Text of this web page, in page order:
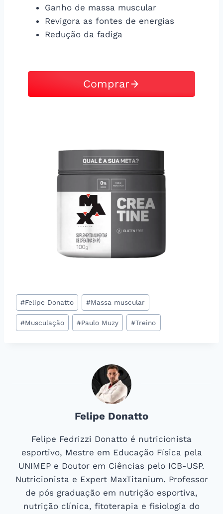
Ganho de massa muscular
Revigora as fontes de energias
Redução da fadiga
Comprar
Tags
do
Post:
#Felipe Donatto #Massa muscular
#Musculação #Paulo Muzy #Treino
Felipe Donatto
Felipe Fedrizzi Donatto é nutricionista
esportivo, Mestre em Educação Física pela
UNIMEP e Doutor em Ciências pelo ICB-USP.
Nutricionista e Expert MaxTitanium. Professor
de pós graduação em nutrição esportiva,
nutrição clínica, fitoterapia e fisiologia do